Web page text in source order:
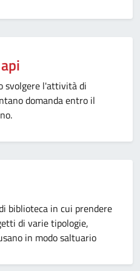
svolgere l'attività di
domanda entro il
biblioteca in cui prendere
di varie tipologie,
in modo saltuario